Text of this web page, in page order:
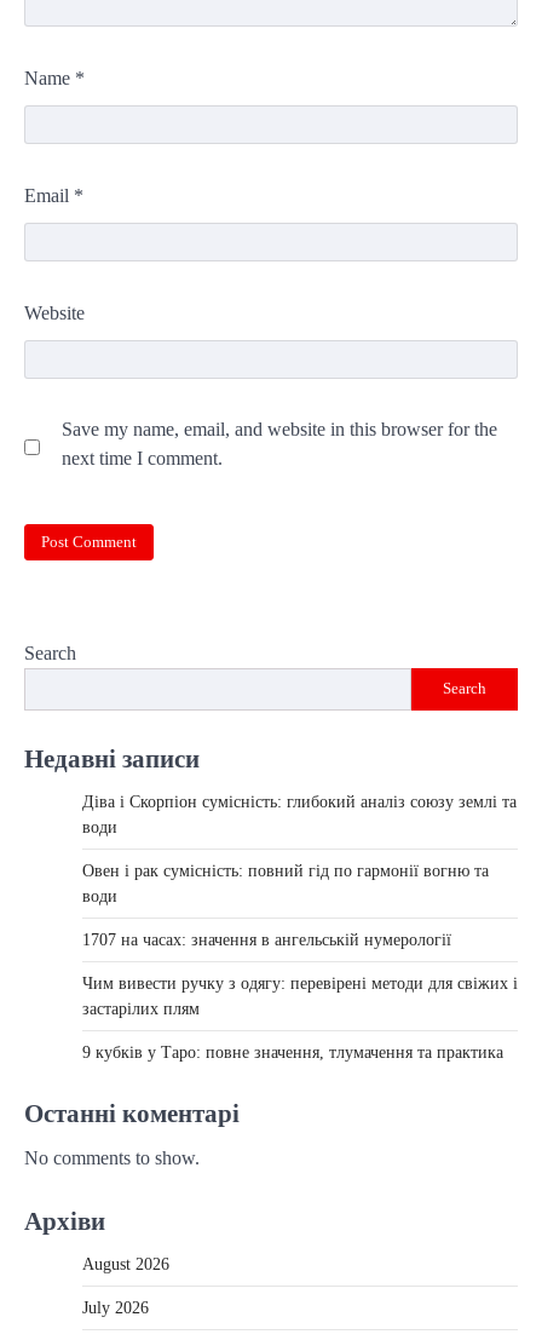
Name *
Email *
Website
Save my name, email, and website in this browser for the
next time I comment.
Search
Search
Недавні записи
Діва і Скорпіон сумісність: глибокий аналіз союзу землі та
води
Овен і рак сумісність: повний гід по гармонії вогню та
води
1707 на часах: значення в ангельській нумерології
Чим вивести ручку з одягу: перевірені методи для свіжих і
застарілих плям
9 кубків у Таро: повне значення, тлумачення та практика
Останні коментарі
No comments to show.
Архіви
August 2026
July 2026